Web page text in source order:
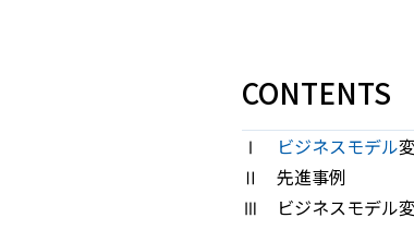
CONTENTS
Ⅰ ビジネスモデル
Ⅱ 先進事例
Ⅲ ビジネスモデル